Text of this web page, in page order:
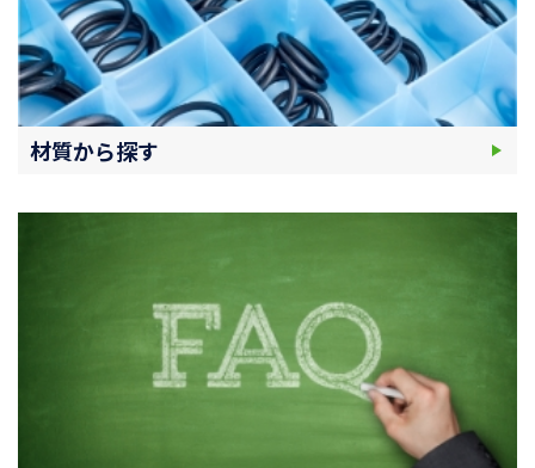
材質から探す